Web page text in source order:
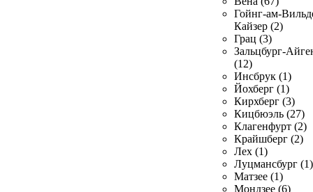
Гойнг-ам-
Кайзер (2)
Грац (3)
Зальцбург-
(12)
Инсбрук (1)
Йохберг (1)
Кирхберг (3)
Кицбюэль (27)
Клагенфурт (2)
Крайшберг (2)
Лех (1)
Луцмансбург (1)
Матзее (1)
Мондзее (6)